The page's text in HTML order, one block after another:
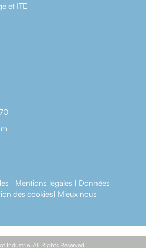
et ITE
| Mentions légales | Données
des cookies| Mieux nous
Industrie. All Rights Reserved.